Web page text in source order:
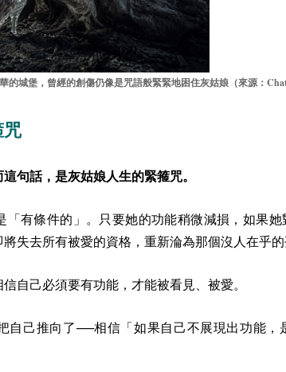
城堡，曾經的創傷仍像是咒語般緊緊地困住灰姑娘（來源：
咒
句話，是灰姑娘人生的緊箍咒。
「有條件的」。只要她的功能稍微減損，如果
將失去所有被愛的資格，重新淪為那個沒人在乎的
自己必須要有功能，才能被看見、被愛。
自己推向了──相信「如果自己不展現出功能，